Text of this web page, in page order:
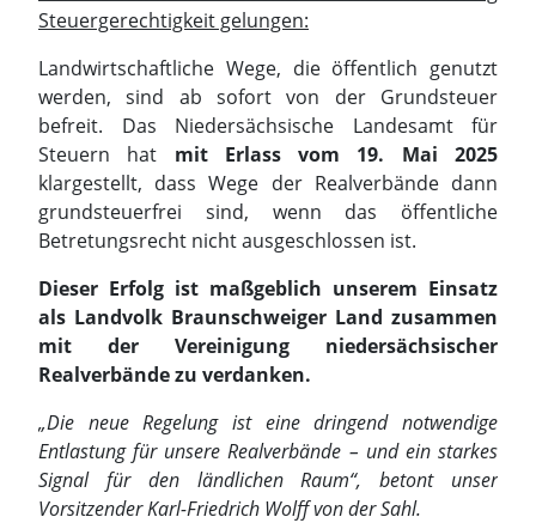
Steuergerechtigkeit gelungen:
Landwirtschaftliche Wege, die öffentlich genutzt
werden, sind ab sofort von der Grundsteuer
befreit. Das Niedersächsische Landesamt für
Steuern hat mit Erlass vom 19. Mai 2025
klargestellt, dass Wege der Realverbände dann
grundsteuerfrei sind, wenn das öffentliche
Betretungsrecht nicht ausgeschlossen ist.
Dieser Erfolg ist maßgeblich unserem Einsatz
als Landvolk Braunschweiger Land zusammen
mit der Vereinigung niedersächsischer
Realverbände zu verdanken.
„Die neue Regelung ist eine dringend notwendige
Entlastung für unsere Realverbände – und ein starkes
Signal für den ländlichen Raum“, betont unser
Vorsitzender Karl-Friedrich Wolff von der Sahl.